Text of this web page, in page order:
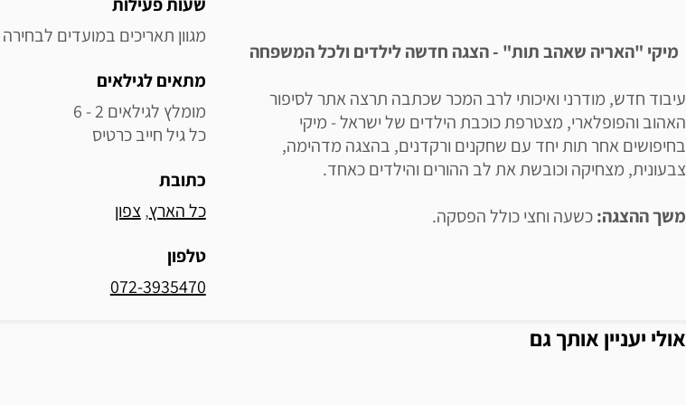
מיקי "האריה שאהב תות" - הצגה חדשה לילדים ולכל המשפחה
עיבוד חדש, מודרני ואיכותי לרב המכר שכתבה תרצה אתר לסיפור
האהוב והפופלארי, מצטרפת כוכבת הילדים של ישראל - מיקי
בחיפושים אחר תות יחד עם שחקנים ורקדנים, בהצגה מדהימה,
צבעונית, מצחיקה וכובשת את לב ההורים והילדים כאחד.
משך ההצגה:כשעה וחצי כולל הפסקה.
מידע נוסף
מגוון תאריכים במועדים לבחירה
מתאים לגילאים
כל גיל חייב כרטיס
כתובת
כל הארץ, צפון
טלפון
072-3935470
אולי יעניין אותך גם